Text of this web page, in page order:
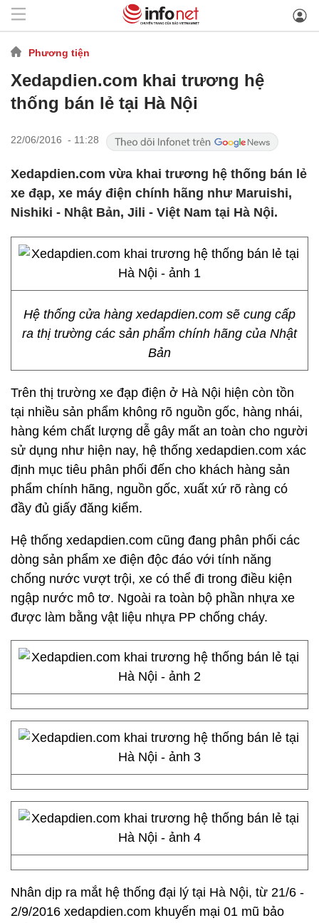
Phương tiện
Xedapdien.com khai trương hệ
thống bán lẻ tại Hà Nội
22/06/2016 - 11:28
Xedapdien.com vừa khai trương hệ thống bán lẻ
xe đạp, xe máy điện chính hãng như Maruishi,
Nishiki - Nhật Bản, Jili - Việt Nam tại Hà Nội.
Hệ thống cửa hàng xedapdien.com sẽ cung cấp
ra thị trường các sản phẩm chính hãng của Nhật
Bản
Trên thị trường xe đạp điện ở Hà Nội hiện còn tồn
tại nhiều sản phẩm không rõ nguồn gốc, hàng nhái,
hàng kém chất lượng dễ gây mất an toàn cho người
sử dụng như hiện nay, hệ thống xedapdien.com xác
định mục tiêu phân phối đến cho khách hàng sản
phẩm chính hãng, nguồn gốc, xuất xứ rõ ràng có
đầy đủ giấy đăng kiểm.
Hệ thống xedapdien.com cũng đang phân phối các
dòng sản phẩm xe điện độc đáo với tính năng
chống nước vượt trội, xe có thể đi trong điều kiện
ngập nước mô tơ. Ngoài ra toàn bộ phần nhựa xe
được làm bằng vật liệu nhựa PP chống cháy.
Nhân dịp ra mắt hệ thống đại lý tại Hà Nội, từ 21/6 -
2/9/2016 xedapdien.com khuyến mại 01 mũ bảo